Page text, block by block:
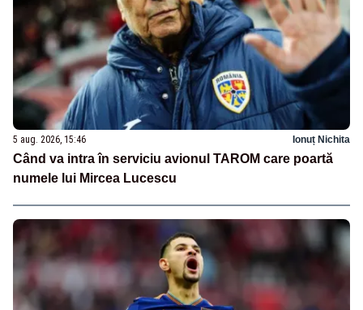
5 aug. 2026, 15:46 Ionuț Nichita
Când va intra în serviciu avionul TAROM care poartă
numele lui Mircea Lucescu